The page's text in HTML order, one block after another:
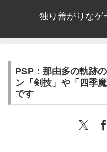
独り善がりなゲ
PSP：那由多の軌跡
ン「剣技」や「四季
です